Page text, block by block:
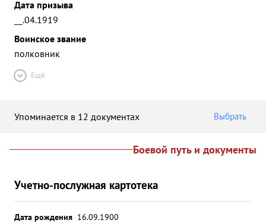
Дата призыва
__.04.1919
Воинское звание
полковник
Ещё
Упоминается в 12 документах Выбрать
Боевой путь и документы
Учетно-послужная картотека
Дата рождения 16.09.1900